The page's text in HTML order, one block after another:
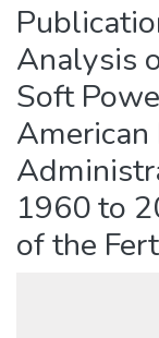
Analysis
Soft
American
1960 to
of the